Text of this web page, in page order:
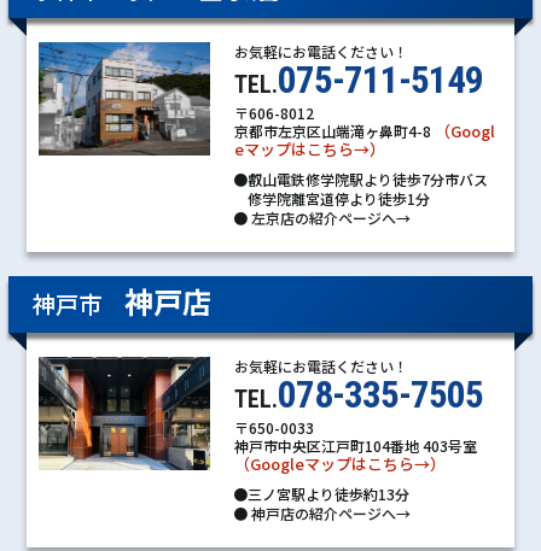
お気軽にお電話ください！
TEL.075-711-5149
〒606-8012
京都市左京区山端滝ヶ鼻町4-8
（Googl
eマップはこちら→）
●叡山電鉄修学院駅より徒歩7分市バス
修学院離宮道停より徒歩1分
●左京店の紹介ページへ→
神戸市 神戸店
お気軽にお電話ください！
TEL.078-335-7505
〒650-0033
神戸市中央区江戸町104番地 403号室
（Googleマップはこちら→）
●三ノ宮駅より徒歩約13分
●神戸店の紹介ページへ→